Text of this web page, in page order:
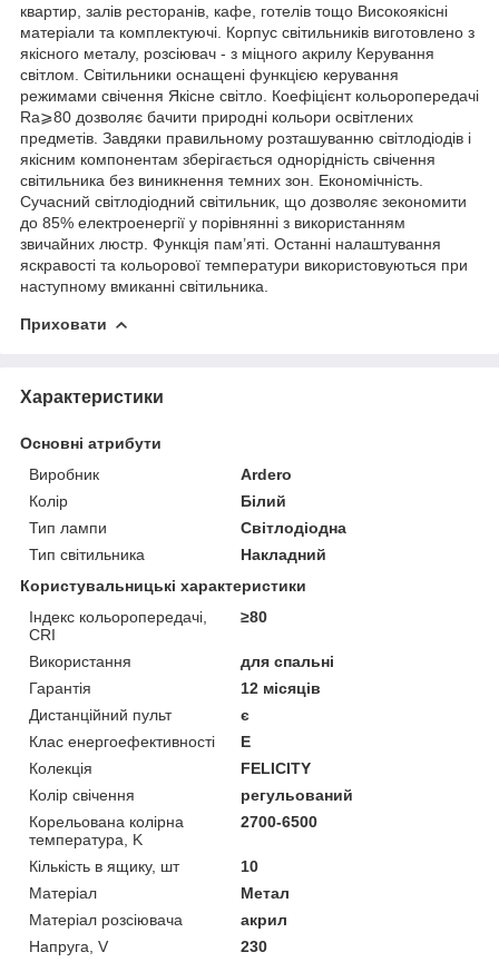
квартир, залів ресторанів, кафе, готелів тощо Високоякісні
матеріали та комплектуючі. Корпус світильників виготовлено з
якісного металу, розсіювач - з міцного акрилу Керування
світлом. Світильники оснащені функцією керування
режимами свічення Якісне світло. Коефіцієнт кольоропередачі
Ra⩾80 дозволяє бачити природні кольори освітлених
предметів. Завдяки правильному розташуванню світлодіодів і
якісним компонентам зберігається однорідність свічення
світильника без виникнення темних зон. Економічність.
Сучасний світлодіодний світильник, що дозволяє зекономити
до 85% електроенергії у порівнянні з використанням
звичайних люстр. Функція пам’яті. Останні налаштування
яскравості та кольорової температури використовуються при
наступному вмиканні світильника.
Приховати
Характеристики
Основні атрибути
Виробник
Ardero
Колір
Білий
Тип лампи
Світлодіодна
Тип світильника
Накладний
Користувальницькі характеристики
Індекс кольоропередачі,
CRI
≥80
Використання
для спальні
Гарантія
12 місяців
Дистанційний пульт
є
Клас енергоефективності
E
Колекція
FELICITY
Колір свічення
регульований
Корельована колірна
температура, K
2700-6500
Кількість в ящику, шт
10
Матеріал
Метал
Матеріал розсіювача
акрил
Напруга, V
230